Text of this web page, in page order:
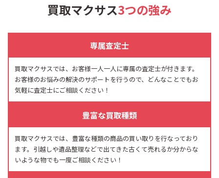
買取マクサス3つの強み
専属査定士
買取マクサスでは、お客様一人一人に専属の査定士が付きます。
お客様のお悩みの解決のサポートを行うので、どんなことでもお
気軽に査定士にご相談ください！
豊富な買取種類
買取マクサスでは、豊富な種類の商品の買い取りを行なっており
ます。引越しや遺品整理などで出てきた古くて売れるか分からな
いような物でも一度ご相談ください！